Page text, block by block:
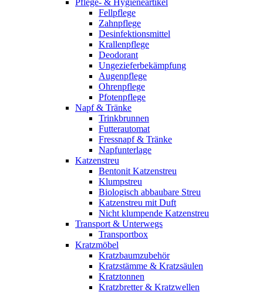
Pflege- & Hygieneartikel
Fellpflege
Zahnpflege
Desinfektionsmittel
Krallenpflege
Deodorant
Ungezieferbekämpfung
Augenpflege
Ohrenpflege
Pfotenpflege
Napf & Tränke
Trinkbrunnen
Futterautomat
Fressnapf & Tränke
Napfunterlage
Katzenstreu
Bentonit Katzenstreu
Klumpstreu
Biologisch abbaubare Streu
Katzenstreu mit Duft
Nicht klumpende Katzenstreu
Transport & Unterwegs
Transportbox
Kratzmöbel
Kratzbaumzubehör
Kratzstämme & Kratzsäulen
Kratztonnen
Kratzbretter & Kratzwellen